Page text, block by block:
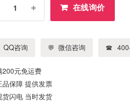
在线询价
QQ咨询 微信咨询
200元免运费
品保障 提供发票
货闪电 当时发货